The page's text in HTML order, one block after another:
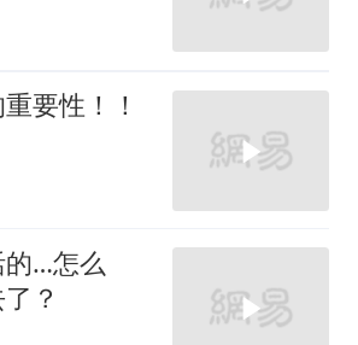
要性！！
的…怎么
？